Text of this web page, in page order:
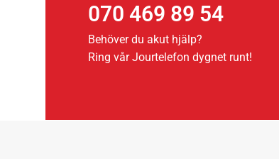
070 469 89 54
Behöver du akut hjälp?
Ring vår Jourtelefon dygnet runt!